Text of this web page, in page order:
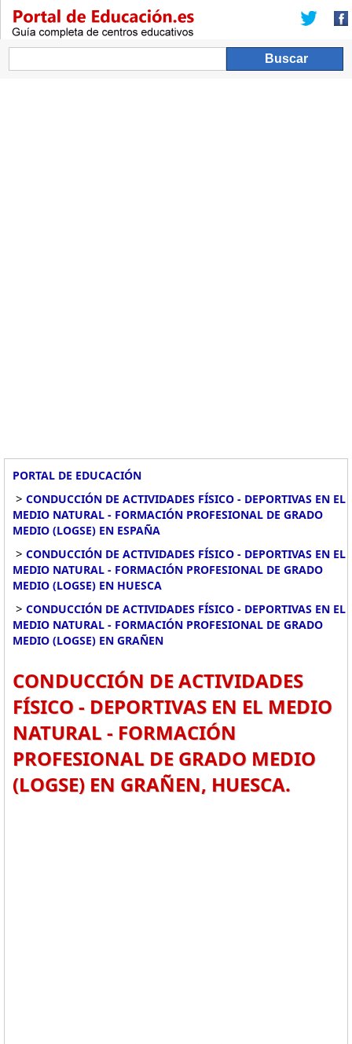
PORTAL DE EDUCACIÓN
> CONDUCCIÓN DE ACTIVIDADES FÍSICO - DEPORTIVAS EN EL
MEDIO NATURAL - FORMACIÓN PROFESIONAL DE GRADO
MEDIO (LOGSE) EN ESPAÑA
> CONDUCCIÓN DE ACTIVIDADES FÍSICO - DEPORTIVAS EN EL
MEDIO NATURAL - FORMACIÓN PROFESIONAL DE GRADO
MEDIO (LOGSE) EN HUESCA
> CONDUCCIÓN DE ACTIVIDADES FÍSICO - DEPORTIVAS EN EL
MEDIO NATURAL - FORMACIÓN PROFESIONAL DE GRADO
MEDIO (LOGSE) EN GRAÑEN
CONDUCCIÓN DE ACTIVIDADES
FÍSICO - DEPORTIVAS EN EL MEDIO
NATURAL - FORMACIÓN
PROFESIONAL DE GRADO MEDIO
(LOGSE) EN GRAÑEN, HUESCA.